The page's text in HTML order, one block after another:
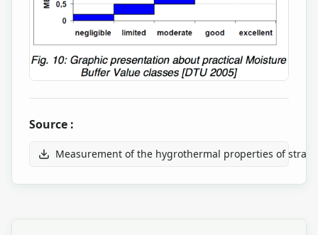
Source :
Measurement of the hygrothermal properties of